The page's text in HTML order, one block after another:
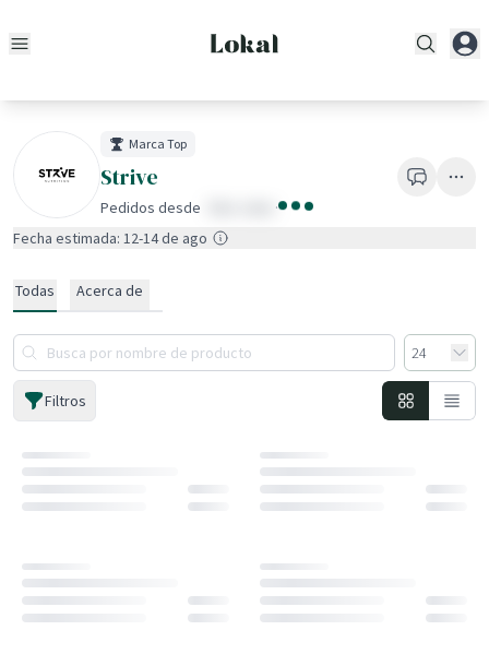
Marca Top
Strive
Pedidos desde
·
Fecha estimada: 12-14 de ago
Todas Acerca de
Filtros